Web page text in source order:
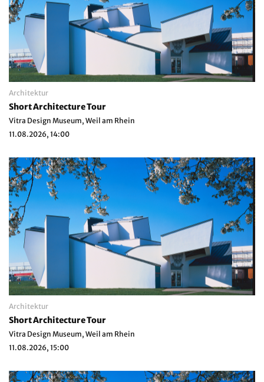
Architektur
Short Architecture Tour
Vitra Design Museum, Weil am Rhein
11.08.2026, 14:00
Architektur
Short Architecture Tour
Vitra Design Museum, Weil am Rhein
11.08.2026, 15:00